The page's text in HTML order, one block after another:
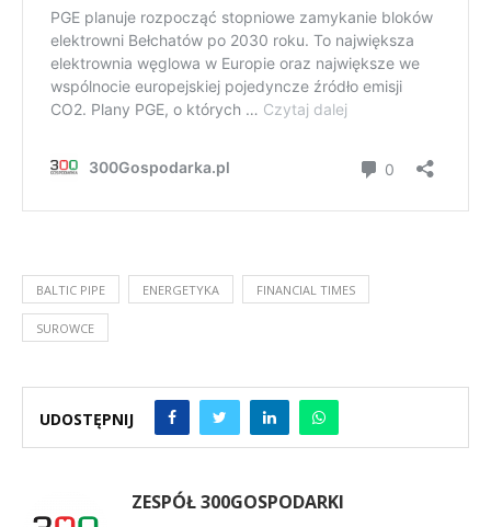
BALTIC PIPE ENERGETYKA FINANCIAL TIMES
SUROWCE
UDOSTĘPNIJ
ZESPÓŁ 300GOSPODARKI